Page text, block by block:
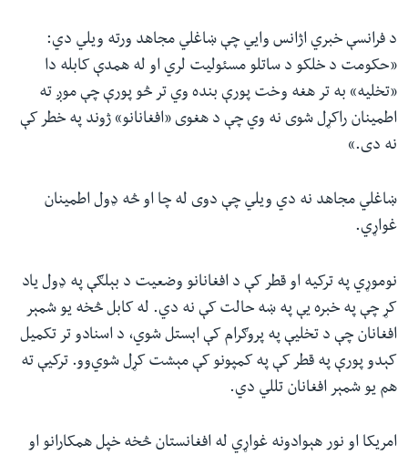
د فرانسې خبري اژانس وايي چې ښاغلي مجاهد ورته ویلي دي:
«حکومت د خلکو د ساتلو مسئولیت لري او له همدې کابله دا
«تخلیه» به تر هغه وخت پورې بنده وي‌ تر څو پورې چې موږ ته
اطمینان راکړل شوی نه وي‌ چې د هغوی «افغانانو» ژوند په خطر کې
نه دی.»
ښاغلي مجاهد نه دي ویلي چې دوی له چا او څه ډول اطمینان
غواړي.
نوموړي په ترکیه او قطر کې د افغانانو وضعیت د بېلګې په ډول یاد
کړ چې په خبره یې په ښه حالت کې نه دي. له کابل څخه یو شمېر
افغانان چې د تخلیې په پروګرام کې اېستل شوي، د اسنادو تر تکمیل
کېدو پورې په قطر کې په کمپونو کې مېشت کړل شوي‌وو. ترکیې ته
هم یو شمېر افغانان تللي دي.
امریکا او نور هېوادونه غواړي له افغانستان څخه خپل همکارانو او